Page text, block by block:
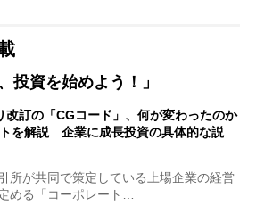
投資を始めよう！」
改訂の「CGコード」、何が変わったのか
を解説 企業に成長投資の具体的な説
所が共同で策定している上場企業の経営
める「コーポレート…